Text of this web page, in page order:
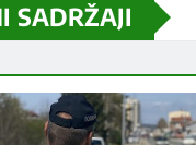
SADRŽAJI